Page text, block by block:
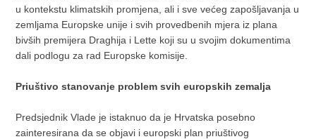
u kontekstu klimatskih promjena, ali i sve većeg zapošljavanja u
zemljama Europske unije i svih provedbenih mjera iz plana
bivših premijera Draghija i Lette koji su u svojim dokumentima
dali podlogu za rad Europske komisije.
Priuštivo stanovanje problem svih europskih zemalja
Predsjednik Vlade je istaknuo da je Hrvatska posebno
zainteresirana da se objavi i europski plan priuštivog